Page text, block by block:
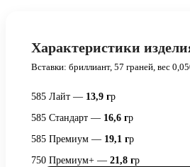
Характеристики
Вставки: бриллиант, 57 граней, вес
585 Лайт — 13,9 гр
585 Стандарт — 16,6 гр
585 Премиум — 19,1 гр
750 Премиум+ — 21,8 гр